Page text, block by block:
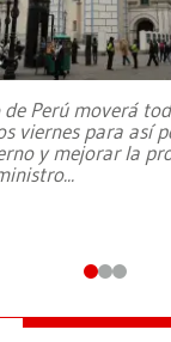
de Perú moverá
viernes para así
y mejorar la
...